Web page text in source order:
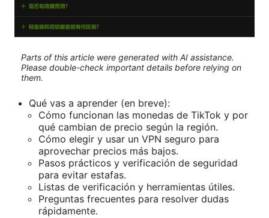
Parts of this article were generated with AI assistance.
Please double-check important details before relying on
them.
Qué vas a aprender (en breve):
Cómo funcionan las monedas de TikTok y por
qué cambian de precio según la región.
Cómo elegir y usar un VPN seguro para
aprovechar precios más bajos.
Pasos prácticos y verificación de seguridad
para evitar estafas.
Listas de verificación y herramientas útiles.
Preguntas frecuentes para resolver dudas
rápidamente.